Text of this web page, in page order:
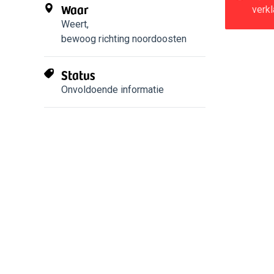
Waar
Weert,
bewoog richting noordoosten
Status
Onvoldoende informatie